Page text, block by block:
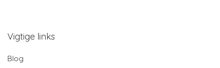
Vigtige links
Blog